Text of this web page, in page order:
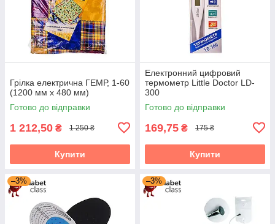
Грілка електрична ГЕМР, 1-60
(1200 мм х 480 мм)
Готово до відправки
1 212,50 ₴ 1 250 ₴
Купити
Електронний цифровий
термометр Little Doctor LD-
300
Готово до відправки
169,75 ₴ 175 ₴
Купити
–3% –3%